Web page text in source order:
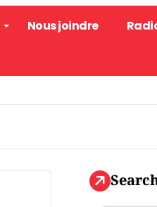
Nous joindre